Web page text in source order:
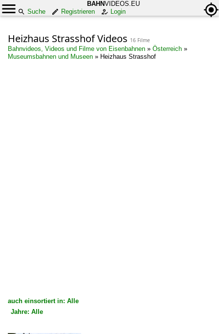
BAHNVIDEOS.EU
Suche
Registrieren Login
Heizhaus Strasshof Videos 16 Filme
Bahnvideos, Videos und Filme von Eisenbahnen » Österreich »
Museumsbahnen und Museen » Heizhaus Strasshof
auch einsortiert in: Alle
Jahre: Alle